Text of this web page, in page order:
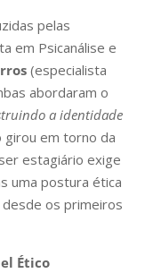
pelas
em Psicanálise e
(especialista
abordaram o
a identidade
girou em torno da
estagiário exige
uma postura ética
os primeiros
Ético